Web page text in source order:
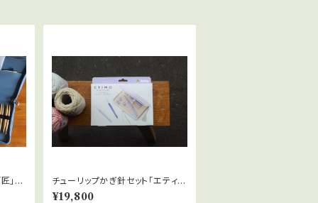
」輪
チューリップかぎ針セット「エティモ
ムラサキ」
¥19,800